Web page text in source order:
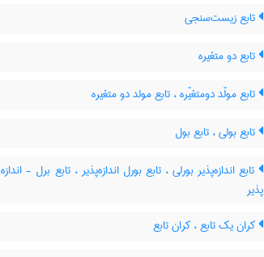
تابع زیست‌سنجی
تابع دو متغیره
تابع مولّد دومتغیّره ، تابع مولد دو متغیره
تابع بولی ، تابع بول
تابع اندازه‌پذیر بورلی ، تابع بورل اندازه‌پذیر ، تابع برل - اندازه
پذیر
کران یک تابع ، کران تابع